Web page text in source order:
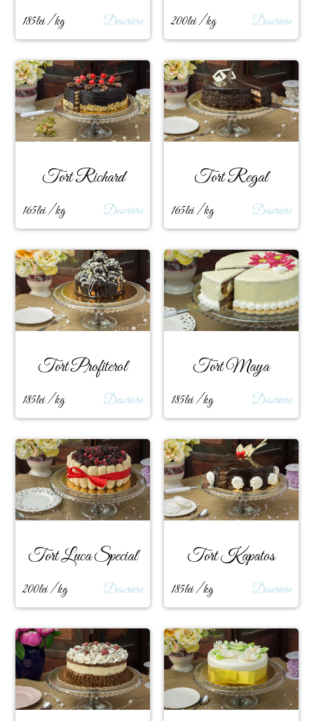
185lei / kg Descriere 200lei / kg Descriere
Tort Richard
165lei / kg Descriere
Tort Regal
165lei / kg Descriere
Tort Profiterol
185lei / kg Descriere
Tort Maya
185lei / kg Descriere
Tort Luca Special
200lei / kg Descriere
Tort Kapatos
185lei / kg Descriere